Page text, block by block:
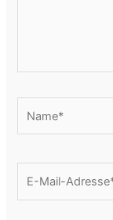
Mail-